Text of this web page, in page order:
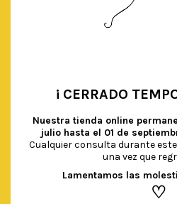
VASOS
€4.50 IVA
¡ CERRADO
Nuestra tienda online
julio hasta el 01 de
Cualquier consulta durante
una vez que
Lamentamos las
♡